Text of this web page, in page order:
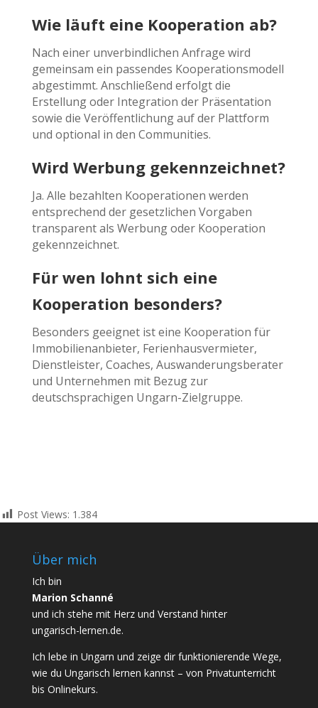
Wie läuft eine Kooperation ab?
Nach einer unverbindlichen Anfrage wird
gemeinsam ein passendes Kooperationsmodell
abgestimmt. Anschließend erfolgt die
Erstellung oder Integration der Präsentation
sowie die Veröffentlichung auf der Plattform
und optional in den Communities.
Wird Werbung gekennzeichnet?
Ja. Alle bezahlten Kooperationen werden
entsprechend der gesetzlichen Vorgaben
transparent als Werbung oder Kooperation
gekennzeichnet.
Für wen lohnt sich eine
Kooperation besonders?
Besonders geeignet ist eine Kooperation für
Immobilienanbieter, Ferienhausvermieter,
Dienstleister, Coaches, Auswanderungsberater
und Unternehmen mit Bezug zur
deutschsprachigen Ungarn-Zielgruppe.
Post Views: 1.384
Über mich
Ich bin
Marion Schanné
und ich stehe mit Herz und Verstand hinter
ungarisch-lernen.de.
Ich lebe in Ungarn und zeige dir funktionierende Wege,
wie du Ungarisch lernen kannst – von Privatunterricht
bis Onlinekurs.